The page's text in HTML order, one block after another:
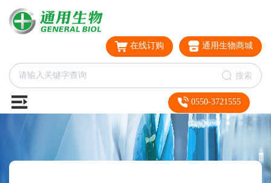
在线订购 通用生物商城
搜索
0550-3721555